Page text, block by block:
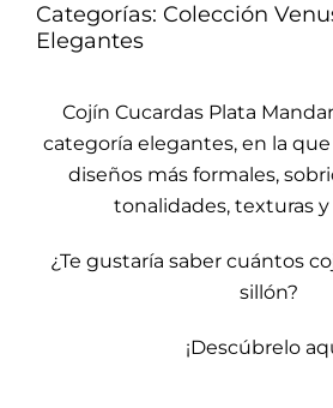
Categorías: Colección
Elegantes
Cojín Cucardas Plata
categoría elegantes, en la
diseños más formales,
tonalidades, texturas
¿Te gustaría saber cuántos
sillón?
¡Descúbrelo